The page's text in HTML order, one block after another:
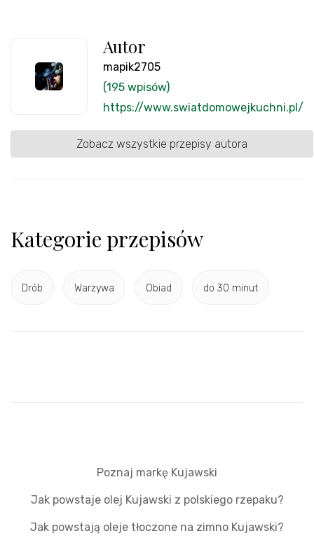
Autor
mapik2705
(195 wpisów)
https://www.swiatdomowejkuchni.pl/
Zobacz wszystkie przepisy autora
Kategorie przepisów
Drób Warzywa Obiad do 30 minut
Poznaj markę Kujawski
Jak powstaje olej Kujawski z polskiego rzepaku?
Jak powstają oleje tłoczone na zimno Kujawski?